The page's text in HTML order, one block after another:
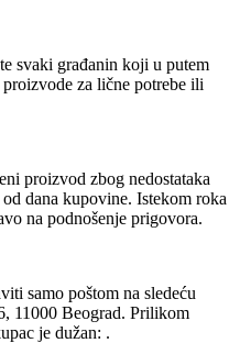
svaki građanin koji u putem
za lične potrebe ili
proizvod zbog nedostataka
dana kupovine. Istekom roka
na podnošenje prigovora.
samo poštom na sledeću
11000 Beograd. Prilikom
je dužan: .